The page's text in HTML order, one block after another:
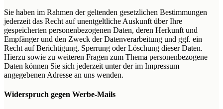
Sie haben im Rahmen der geltenden gesetzlichen Bestimmungen
jederzeit das Recht auf unentgeltliche Auskunft über Ihre
gespeicherten personenbezogenen Daten, deren Herkunft und
Empfänger und den Zweck der Datenverarbeitung und ggf. ein
Recht auf Berichtigung, Sperrung oder Löschung dieser Daten.
Hierzu sowie zu weiteren Fragen zum Thema personenbezogene
Daten können Sie sich jederzeit unter der im Impressum
angegebenen Adresse an uns wenden.
Widerspruch gegen Werbe-Mails